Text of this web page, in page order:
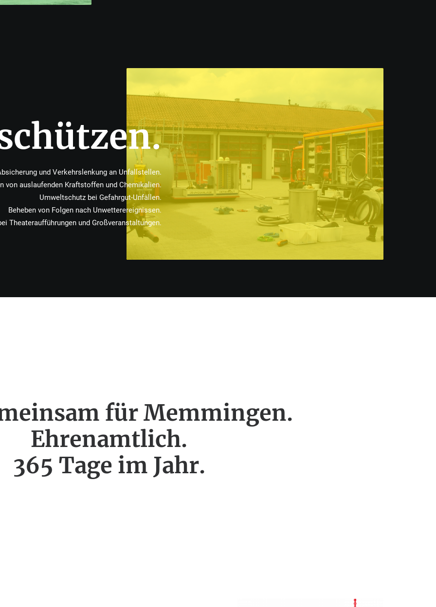
und Verkehrslenkung an Unfallstellen.
von auslaufenden Kraftstoffen und Chemikalien.
Umweltschutz bei Gefahrgut-Unfällen.
Beheben von Folgen nach Unwetterereignissen.
Theateraufführungen und Großveranstaltungen.
für Memmingen.
Ehrenamtlich.
365 Tage im Jahr.